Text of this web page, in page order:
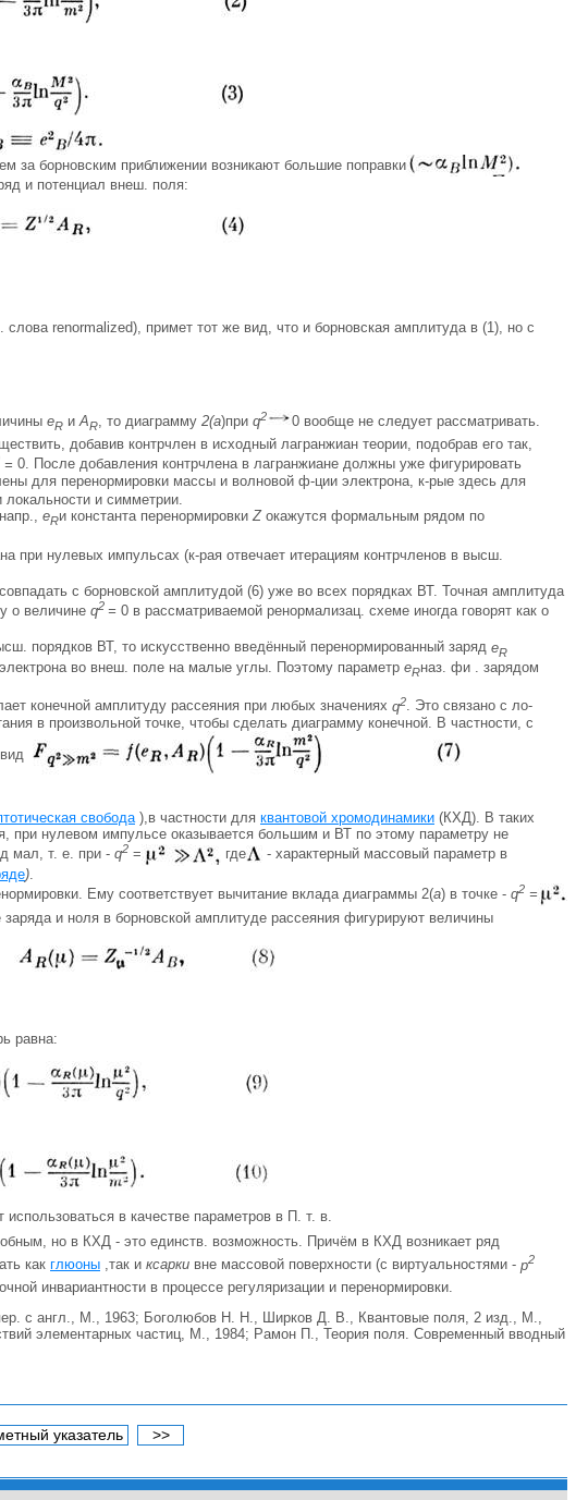
за борновским приближении возникают большие поправки
и потенциал внеш. поля:
слова renormalized), примет тот же вид, что и борновская амплитуда в (1), но с
eR иAR, то диаграмму 2(а)при q2
0 вообще не следует рассматривать.
добавив контрчлен в исходный лагранжиан теории, подобрав его так,
= 0. После добавления контрчлена в лагранжиане должны уже фигурировать
для перенормировки массы и волновой ф-ции электрона, к-рые здесь для
и симметрии.
eRи константа перенормировкиZокажутся формальным рядом по
нулевых импульсах (к-рая отвечает итерациям контрчленов в высш.
с борновской амплитудой (6) уже во всех порядках ВТ. Точная амплитуда
о величине q2 = 0 в рассматриваемой ренормализац. схеме иногда говорят как о
порядков ВТ, то искусственно введённый перенормированный заряд eR
во внеш. поле на малые углы. Поэтому параметр eRназ. фи . зарядом
конечной амплитуду рассеяния при любых значениях q2. Это связано с ло-
в произвольной точке, чтобы сделать диаграмму конечной. В частности, с
свобода ),в частности для квантовой хромодинамики (КХД). В таких
при нулевом импульсе оказывается большим и ВТ по этому параметру не
мал, т. е. при - q2 = где
- характерный массовый параметр в
)
Ему соответствует вычитание вклада диаграммы 2(а) в точке - q2 =
заряда и ноля в борновской амплитуде рассеяния фигурируют величины
равна:
использоваться в качестве параметров в П. т. в.
но в КХД - это единств. возможность. Причём в КХД возникает ряд
как глюоны ,так и ксарки вне массовой поверхности (с виртуальностями - р2
инвариантности в процессе регуляризации и перенормировки.
с англ., М., 1963; Боголюбов Н. Н., Ширков Д. В., Квантовые поля, 2 изд., М.,
элементарных частиц, М., 1984; Рамон П., Теория поля. Современный вводный
указатель >>